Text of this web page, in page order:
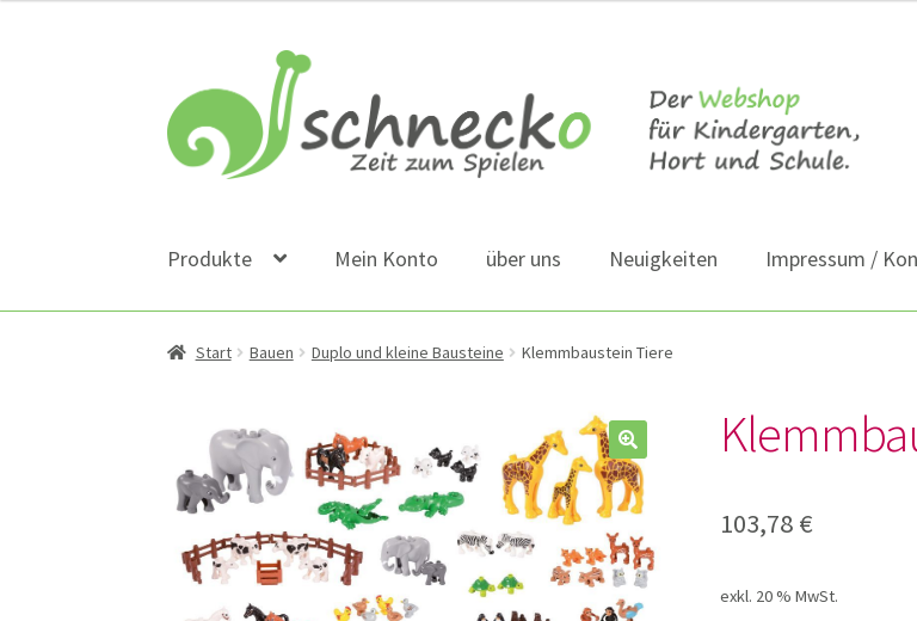
Navigation
springen
Inhalt
springen
Produkte Mein Konto über uns Neuigkeiten Impressum /
Start Bauen Duplo und kleine Bausteine Klemmbaustein Tiere
103,78 €
exkl. 20 % MwSt.